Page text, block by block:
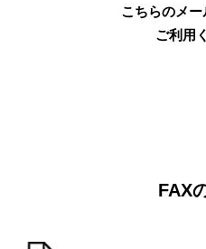
こちらのメ
ご利用
FAX